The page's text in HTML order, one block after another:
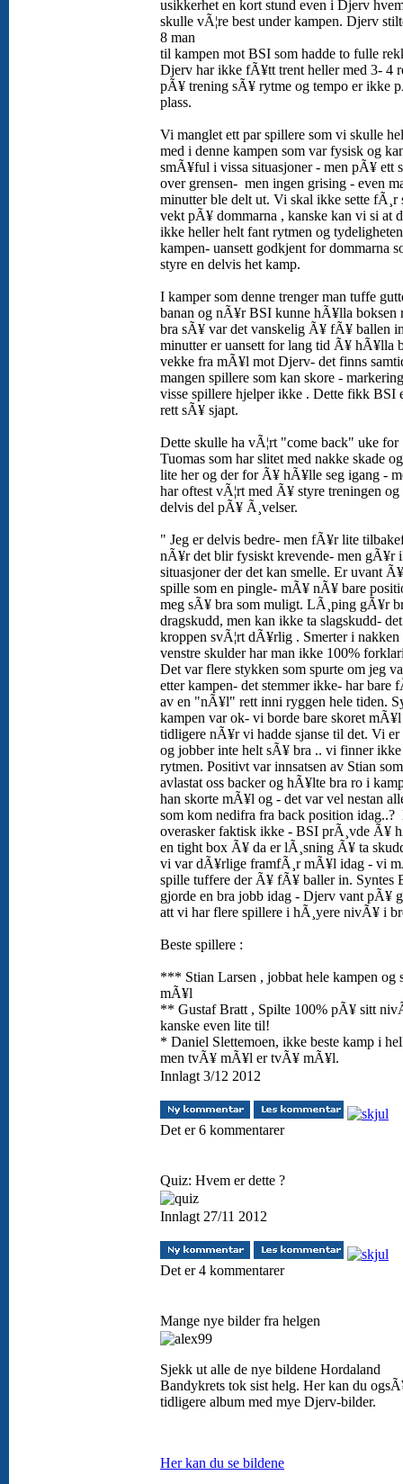
usikkerhet en kort stund even i Djerv
skulle vÃ¦re best under kampen. Djerv
8 man
til kampen mot BSI som hadde to fulle
Djerv har ikke fÃ¥tt trent heller med 3- 4
pÃ¥ trening sÃ¥ rytme og tempo er ikke
plass.
Vi manglet ett par spillere som vi skulle
med i denne kampen som var fysisk og
smÃ¥ful i vissa situasjoner - men pÃ¥ ett
over grensen- men ingen grising - even
minutter ble delt ut. Vi skal ikke sette fÃ¸r
vekt pÃ¥ dommarna , kanske kan vi si at
ikke heller helt fant rytmen og
kampen- uansett godkjent for dommarna
styre en delvis het kamp.
I kamper som denne trenger man tuffe
banan og nÃ¥r BSI kunne hÃ¥lla boksen
bra sÃ¥ var det vanskelig Ã¥ fÃ¥ ballen
minutter er uansett for lang tid Ã¥ hÃ¥lla
vekke fra mÃ¥l mot Djerv- det finns
mangen spillere som kan skore -
visse spillere hjelper ikke . Dette fikk BSI
rett sÃ¥ sjapt.
Dette skulle ha vÃ¦rt "come back" uke for
Tuomas som har slitet med nakke skade
lite her og der for Ã¥ hÃ¥lle seg igang -
har oftest vÃ¦rt med Ã¥ styre treningen og
delvis del pÃ¥ Ã¸velser.
" Jeg er delvis bedre- men fÃ¥r lite
nÃ¥r det blir fysiskt krevende- men gÃ¥r
situasjoner der det kan smelle. Er uvant Ã¥
spille som en pingle- mÃ¥ nÃ¥ bare
meg sÃ¥ bra som muligt. LÃ¸ping gÃ¥r
dragskudd, men kan ikke ta slagskudd-
kroppen svÃ¦rt dÃ¥rlig . Smerter i nakken
venstre skulder har man ikke 100%
Det var flere stykken som spurte om jeg
etter kampen- det stemmer ikke- har bare
av en "nÃ¥l" rett inni ryggen hele tiden.
kampen var ok- vi borde bare skoret
tidligere nÃ¥r vi hadde sjanse til det. Vi er
og jobber inte helt sÃ¥ bra .. vi finner
rytmen. Positivt var innsatsen av Stian som
avlastat oss backer og hÃ¥lte bra ro i
han skorte mÃ¥l og - det var vel nestan
som kom nedifra fra back position idag..?
overasker faktisk ikke - BSI prÃ¸vde Ã¥
en tight box Ã¥ da er lÃ¸sning Ã¥ ta
vi var dÃ¥rlige framfÃ¸r mÃ¥l idag - vi
spille tuffere der Ã¥ fÃ¥ baller in. Syntes
gjorde en bra jobb idag - Djerv vant pÃ¥
att vi har flere spillere i hÃ¸yere nivÃ¥ i
Beste spillere :
*** Stian Larsen , jobbat hele kampen og
mÃ¥l
** Gustaf Bratt , Spilte 100% pÃ¥ sitt
kanske even lite til!
* Daniel Slettemoen, ikke beste kamp i
men tvÃ¥ mÃ¥l er tvÃ¥ mÃ¥l.
Innlagt 3/12 2012
Det er 6 kommentarer
Quiz: Hvem er dette ?
Innlagt 27/11 2012
Det er 4 kommentarer
Mange nye bilder fra helgen
Sjekk ut alle de nye bildene Hordaland
Bandykrets tok sist helg. Her kan du
tidligere album med mye Djerv-bilder.
Her kan du se bildene